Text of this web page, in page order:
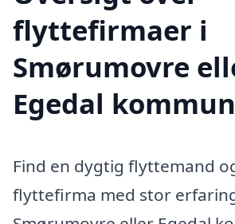
flyttefirmaer i
Smørumovre
Egedal
Find en dygtig flyttemand
flyttefirma med stor